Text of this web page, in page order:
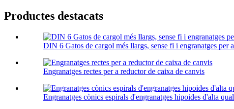
Productes destacats
DIN 6 Gatos de cargol més llargs, sense fi i engranatges per
Engranatges rectes per a reductor de caixa de canvis
Engranatges cònics espirals d'engranatges hipoides d'alta